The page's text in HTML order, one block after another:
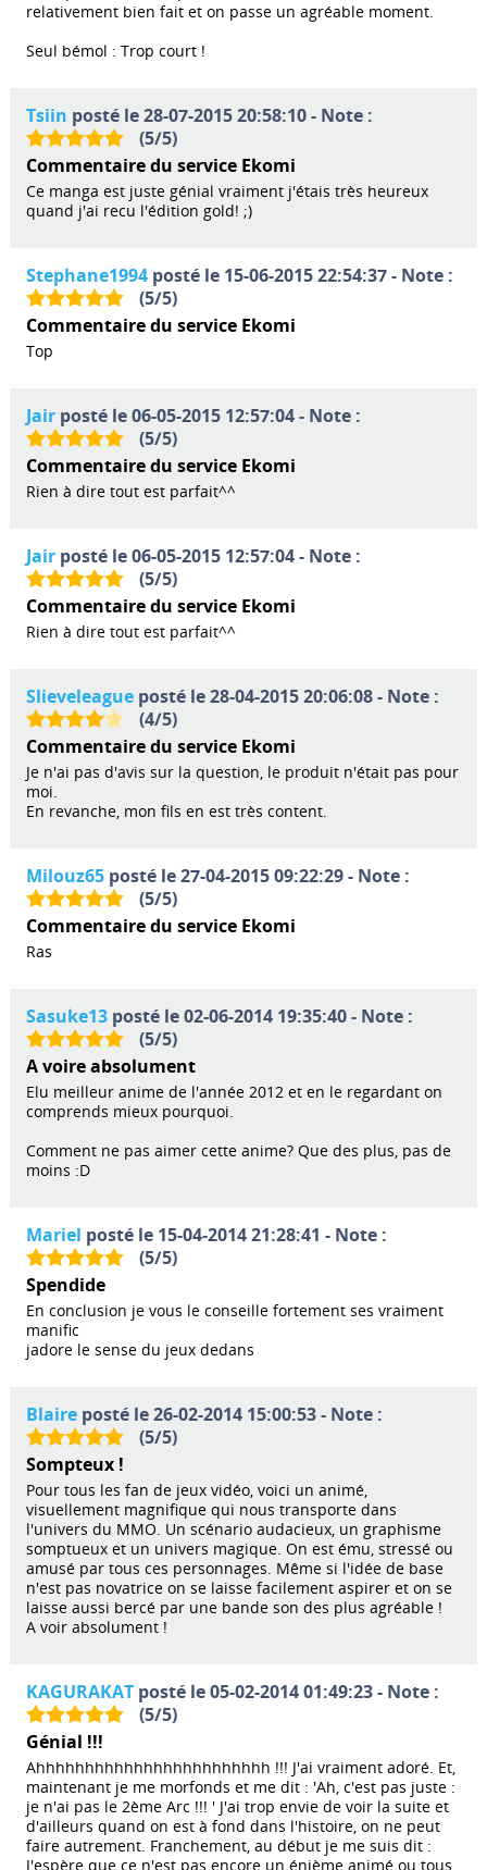
relativement bien fait et on passe un agréable moment.
Seul bémol : Trop court !
Tsiin posté le 28-07-2015 20:58:10 - Note :
(5/5)
Commentaire du service Ekomi
Ce manga est juste génial vraiment j'étais très heureux
quand j'ai recu l'édition gold! ;)
Stephane1994posté le 15-06-2015 22:54:37 - Note :
(5/5)
Commentaire du service Ekomi
Top
Jairposté le 06-05-2015 12:57:04 - Note :
(5/5)
Commentaire du service Ekomi
Rien à dire tout est parfait^^
Jairposté le 06-05-2015 12:57:04 - Note :
(5/5)
Commentaire du service Ekomi
Rien à dire tout est parfait^^
Slieveleagueposté le 28-04-2015 20:06:08 - Note :
(4/5)
Commentaire du service Ekomi
Je n'ai pas d'avis sur la question, le produit n'était pas pour
moi.
En revanche, mon fils en est très content.
Milouz65posté le 27-04-2015 09:22:29 - Note :
(5/5)
Commentaire du service Ekomi
Ras
Sasuke13posté le 02-06-2014 19:35:40 - Note :
(5/5)
A voire absolument
Elu meilleur anime de l'année 2012 et en le regardant on
comprends mieux pourquoi.
Comment ne pas aimer cette anime? Que des plus, pas de
moins :D
Mariel posté le 15-04-2014 21:28:41 - Note :
(5/5)
Spendide
En conclusion je vous le conseille fortement ses vraiment
manific
jadore le sense du jeux dedans
Blaireposté le 26-02-2014 15:00:53 - Note :
(5/5)
Sompteux !
Pour tous les fan de jeux vidéo, voici un animé,
visuellement magnifique qui nous transporte dans
l'univers du MMO. Un scénario audacieux, un graphisme
somptueux et un univers magique. On est ému, stressé ou
amusé par tous ces personnages. Même si l'idée de base
n'est pas novatrice on se laisse facilement aspirer et on se
laisse aussi bercé par une bande son des plus agréable !
A voir absolument !
KAGURAKATposté le 05-02-2014 01:49:23 - Note :
(5/5)
Génial !!!
Ahhhhhhhhhhhhhhhhhhhhhhhh !!! J'ai vraiment adoré. Et,
maintenant je me morfonds et me dit : 'Ah, c'est pas juste :
je n'ai pas le 2ème Arc !!! ' J'ai trop envie de voir la suite et
d'ailleurs quand on est à fond dans l'histoire, on ne peut
faire autrement. Franchement, au début je me suis dit :
J'espère que ce n'est pas encore un énième animé ou tous